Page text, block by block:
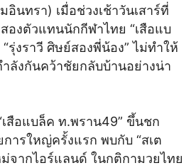
นทรา) เมื่อช่วงเช้าวันเสาร์ที่
องตัวแทนนักกีฬาไทย “เสือแบ
รุ่งราวี ศิษย์สองพี่น้อง” ไม่ทำให้
ลังกันคว้าชัยกลับบ้านอย่างน่า
เสือแบล็ค ท.พราน49” ขึ้นชก
การใหญ่ครั้งแรก พบกับ “สเต
จากไอร์แลนด์ ในกติกามวยไทย